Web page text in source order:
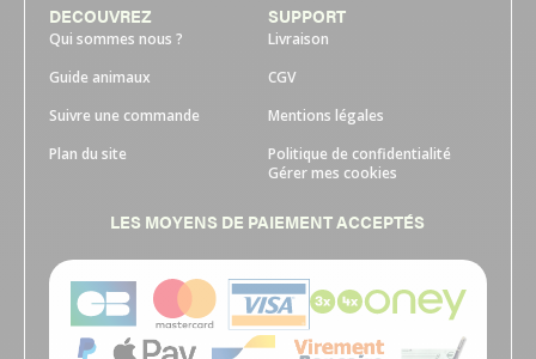
DECOUVREZ
Qui sommes nous ?
Guide animaux
Suivre une commande
Plan du site
SUPPORT
Livraison
CGV
Mentions légales
Politique de confidentialité
Gérer mes cookies
LES MOYENS DE PAIEMENT ACCEPTÉS